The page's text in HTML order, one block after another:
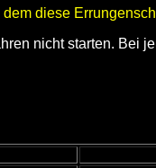
diese
nicht starten. Bei